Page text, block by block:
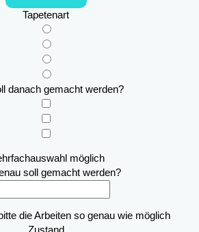
Tapetenart
danach gemacht werden?
möglich
soll gemacht werden?
die Arbeiten so genau wie möglich